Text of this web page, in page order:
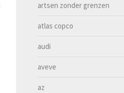
artsen zonder grenzen
atlas copco
audi
aveve
az